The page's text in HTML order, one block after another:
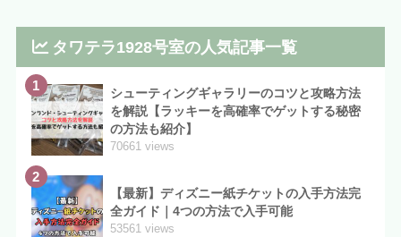
タワテラ1928号室の人気記事一覧
1
シューティングギャラリーのコツと攻略方法
を解説【ラッキーを高確率でゲットする秘密
の方法も紹介】
70661 views
2
【最新】ディズニー紙チケットの入手方法完
全ガイド｜4つの方法で入手可能
53561 views